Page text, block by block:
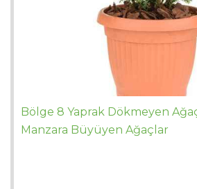
Bölge 8 Yaprak Dökmeyen
Manzara Büyüyen Ağaçlar